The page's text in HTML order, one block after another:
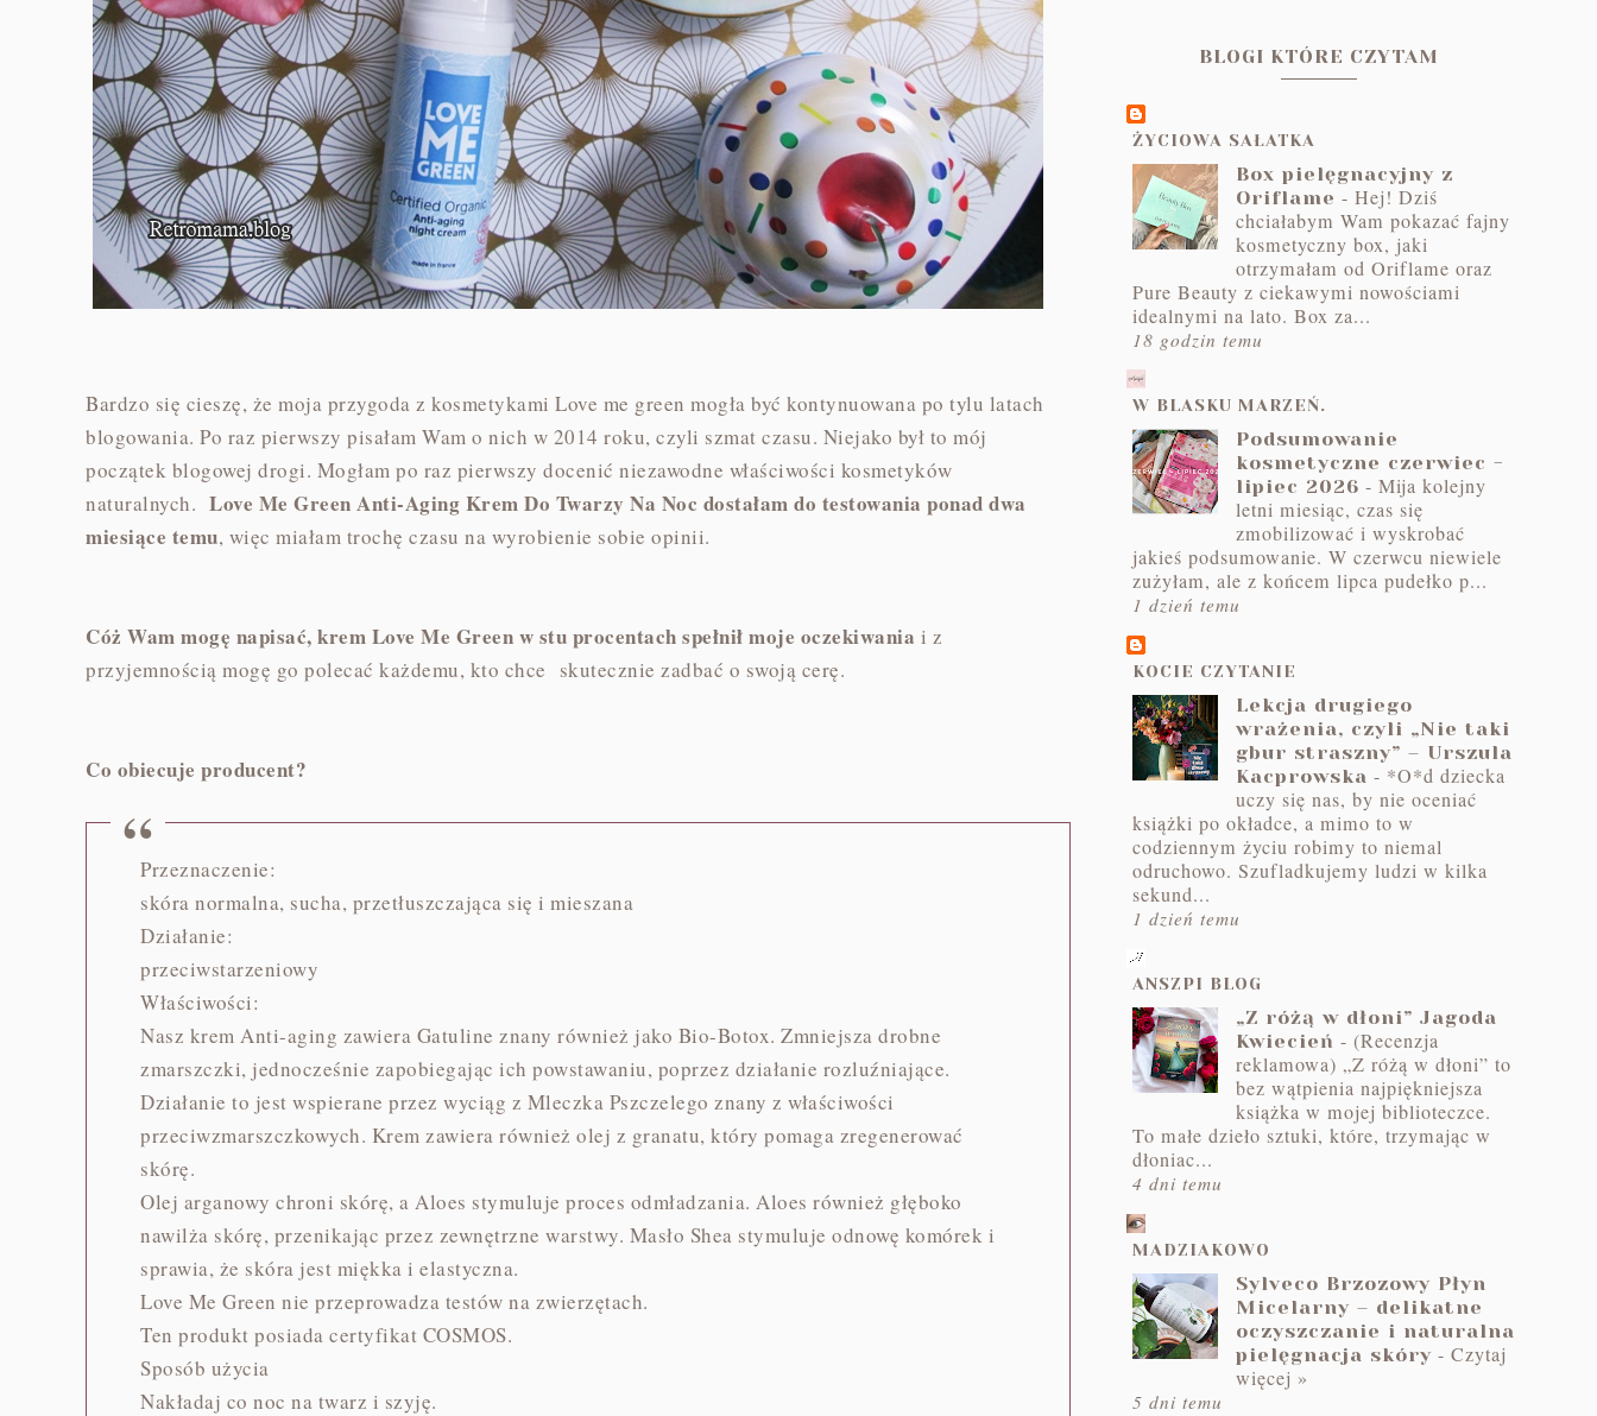
Bardzo się cieszę, że moja przygoda z kosmetykami Love me green mogła być kontynuowana po tylu latach
blogowania. Po raz pierwszy pisałam Wam o nich w 2014 roku, czyli szmat czasu. Niejako był to mój
początek blogowej drogi. Mogłam po raz pierwszy docenić niezawodne właściwości kosmetyków
naturalnych. Love Me Green Anti-Aging Krem Do Twarzy Na Noc dostałam do testowania ponad dwa
miesiące temu, więc miałam trochę czasu na wyrobienie sobie opinii.
Cóż Wam mogę napisać, krem Love Me Green w stu procentach spełnił moje oczekiwania i z
przyjemnością mogę go polecać każdemu, kto chce skutecznie zadbać o swoją cerę.
Co obiecuje producent?
Przeznaczenie:
skóra normalna, sucha, przetłuszczająca się i mieszana
Działanie:
przeciwstarzeniowy
Właściwości:
Nasz krem Anti-aging zawiera Gatuline znany również jako Bio-Botox. Zmniejsza drobne
zmarszczki, jednocześnie zapobiegając ich powstawaniu, poprzez działanie rozluźniające.
Działanie to jest wspierane przez wyciąg z Mleczka Pszczelego znany z właściwości
przeciwzmarszczkowych. Krem zawiera również olej z granatu, który pomaga zregenerować
skórę.
Olej arganowy chroni skórę, a Aloes stymuluje proces odmładzania. Aloes również głęboko
nawilża skórę, przenikając przez zewnętrzne warstwy. Masło Shea stymuluje odnowę komórek i
sprawia, że skóra jest miękka i elastyczna.
Love Me Green nie przeprowadza testów na zwierzętach.
Ten produkt posiada certyfikat COSMOS.
Sposób użycia
Nakładaj co noc na twarz i szyję.
BLOGI KTÓRE CZYTAM
ŻYCIOWA SAŁATKA
Box pielęgnacyjny z
Oriflame - Hej! Dziś
chciałabym Wam pokazać fajny
kosmetyczny box, jaki
otrzymałam od Oriflame oraz
Pure Beauty z ciekawymi nowościami
idealnymi na lato. Box za...
18 godzin temu
W BLASKU MARZEŃ.
Podsumowanie
kosmetyczne czerwiec -
lipiec 2026 - Mija kolejny
letni miesiąc, czas się
zmobilizować i wyskrobać
jakieś podsumowanie. W czerwcu niewiele
zużyłam, ale z końcem lipca pudełko p...
1 dzień temu
KOCIE CZYTANIE
Lekcja drugiego
wrażenia, czyli „Nie taki
gbur straszny” – Urszula
Kacprowska - *O*d dziecka
uczy się nas, by nie oceniać
książki po okładce, a mimo to w
codziennym życiu robimy to niemal
odruchowo. Szufladkujemy ludzi w kilka
sekund...
1 dzień temu
ANSZPI BLOG
„Z różą w dłoni” Jagoda
Kwiecień - (Recenzja
reklamowa) „Z różą w dłoni” to
bez wątpienia najpiękniejsza
książka w mojej biblioteczce.
To małe dzieło sztuki, które, trzymając w
dłoniac...
4 dni temu
MADZIAKOWO
Sylveco Brzozowy Płyn
Micelarny – delikatne
oczyszczanie i naturalna
pielęgnacja skóry - Czytaj
więcej »
5 dni temu